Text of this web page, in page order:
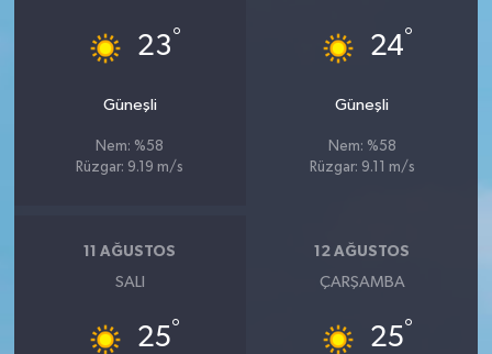
23°
Güneşli
Nem: %58
Rüzgar: 9.19 m/s
24°
Güneşli
Nem: %58
Rüzgar: 9.11 m/s
11 AĞUSTOS
SALI
25°
12 AĞUSTOS
ÇARŞAMBA
25°